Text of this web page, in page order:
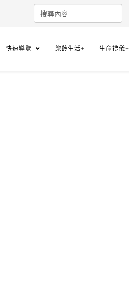
快速導覽- 樂齡生活+ 生命禮儀+